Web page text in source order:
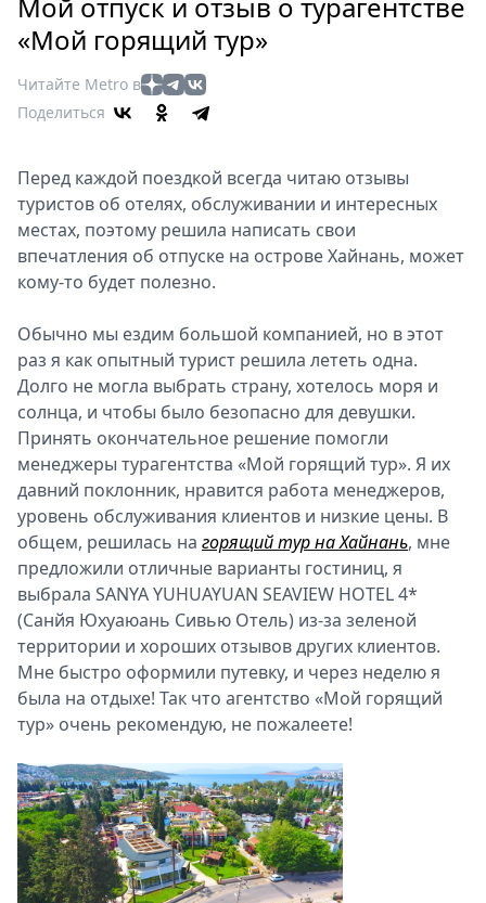
Россия
Мир
Здоровье
Еда
Мода
Театр
Кино
Афиша
Выставки
Пресс-
релизы
О
Metro
Стримы
Спецпроекты
Звезды
Выборы
2026
Скачай
Metro
«Мой горящий тур»
Читайте Metro в
Поделиться
Перед каждой поездкой всегда читаю отзывы
туристов об отелях, обслуживании и интересных
местах, поэтому решила написать свои
впечатления об отпуске на острове Хайнань, может
кому-то будет полезно.
Обычно мы ездим большой компанией, но в этот
раз я как опытный турист решила лететь одна.
Долго не могла выбрать страну, хотелось моря и
солнца, и чтобы было безопасно для девушки.
Принять окончательное решение помогли
менеджеры турагентства «Мой горящий тур». Я их
давний поклонник, нравится работа менеджеров,
уровень обслуживания клиентов и низкие цены. В
общем, решилась на горящий тур на Хайнань, мне
предложили отличные варианты гостиниц, я
выбрала SANYA YUHUAYUAN SEAVIEW HOTEL 4*
(Санйя Юхуаюань Сивью Отель) из-за зеленой
территории и хороших отзывов других клиентов.
Мне быстро оформили путевку, и через неделю я
была на отдыхе! Так что агентство «Мой горящий
тур» очень рекомендую, не пожалеете!